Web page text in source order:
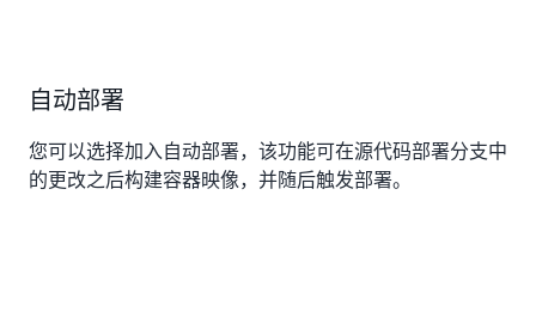
自动部署
您可以选择加入自动部署，该功能可在源代码部署分支中
的更改之后构建容器映像，并随后触发部署。